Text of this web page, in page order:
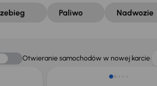
Paliwo Nadwozie
Otwieranie samochodów w nowej karcie
Świeżo skupione